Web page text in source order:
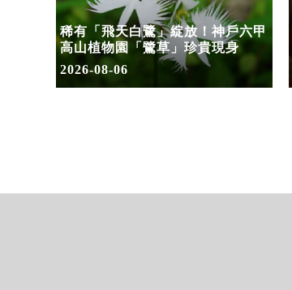
稀有「飛天白鷺」綻放！神戶六甲
高山植物園「鷺草」珍貴現身
2026-08-06